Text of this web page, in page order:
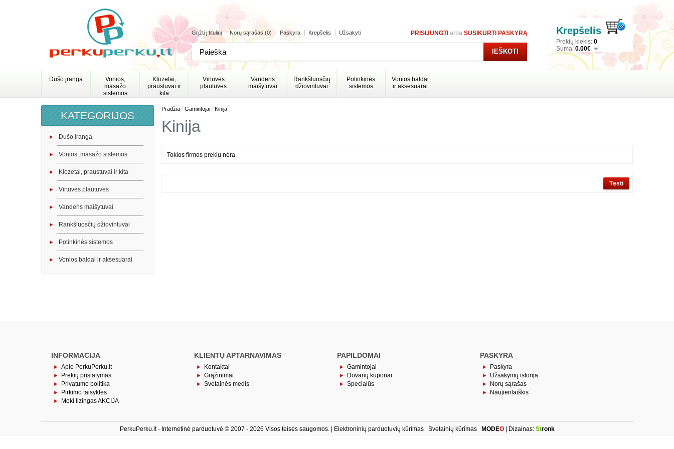
Krepšelis
Prekių kiekis: 0
Suma: 0.00€
IEŠKOTI
PRISIJUNGTI arba SUSIKURTI PASKYRĄ
Grįžti į titulinį Norų sąrašas (0) Paskyra Krepšelis Užsakyti
Dušo įranga
Vonios,
masažo
sistemos
Klozetai,
praustuvai ir
kita
Virtuvės
plautuvės
Vandens
maišytuvai
Rankšluosčių
džiovintuvai
Potinkinės
sistemos
Vonios baldai
ir aksesuarai
KATEGORIJOS
Dušo įranga
Vonios, masažo sistemos
Klozetai, praustuvai ir kita
Virtuvės plautuvės
Vandens maišytuvai
Rankšluosčių džiovintuvai
Potinkinės sistemos
Vonios baldai ir aksesuarai
Pradžia / Gamintojai / Kinija
Kinija
Tokios firmos prekių nėra.
Tęsti
INFORMACIJA
Apie PerkuPerku.lt
Prekių pristatymas
Privatumo politika
Pirkimo taisyklės
Moki lizingas AKCIJA
KLIENTŲ APTARNAVIMAS
Kontaktai
Grąžinimai
Svetainės medis
PAPILDOMAI
Gamintojai
Dovanų kuponai
Specialūs
PASKYRA
Paskyra
Užsakymų istorija
Norų sąrašas
Naujienlaiškis
PerkuPerku.lt - Internetinė parduotuvė © 2007 - 2026 Visos teisės saugomos. | Elektroninių parduotuvių kūrimas Svetainių kūrimas MODEO| Dizainas: Stronk